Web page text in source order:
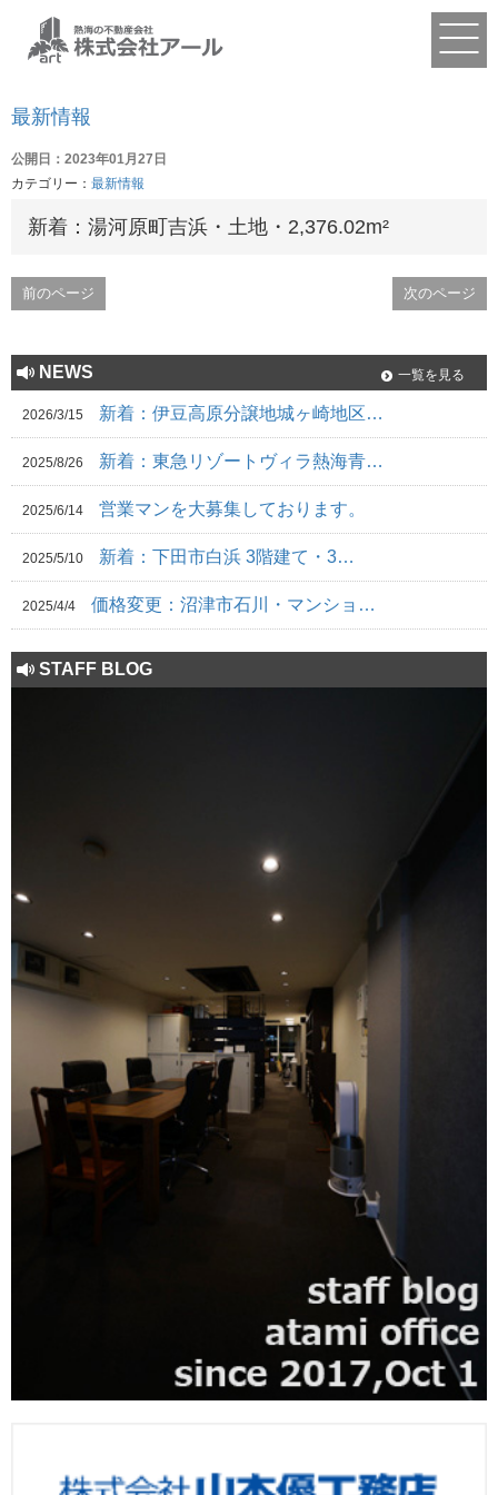
最新情報
公開日：2023年01月27日
カテゴリー： 最新情報
新着：湯河原町吉浜・土地・2,376.02m²
前のページ 次のページ
NEWS 一覧を見る
2026/3/15 新着：伊豆高原分譲地城ヶ崎地区…
2025/8/26 新着：東急リゾートヴィラ熱海青…
2025/6/14 営業マンを大募集しております。
2025/5/10 新着：下田市白浜 3階建て・3…
2025/4/4 価格変更：沼津市石川・マンショ…
STAFF BLOG